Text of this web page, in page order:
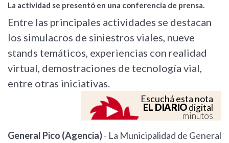
La actividad se presentó en una conferencia de prensa.
Entre las principales actividades se destacan
los simulacros de siniestros viales, nueve
stands temáticos, experiencias con realidad
virtual, demostraciones de tecnología vial,
entre otras iniciativas.
Escuchá esta nota
EL DIARIOdigital
minutos
General Pico (Agencia)- La Municipalidad de General